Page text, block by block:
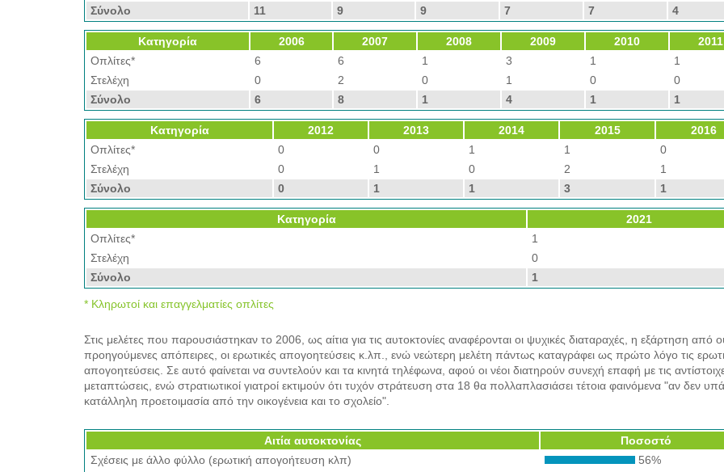
Σύνολο
11 9 9 7 7 4
Κατηγορία 2006 2007 2008 2009 2010
2011
Οπλίτες*
6 6 1 3 1
1
Στελέχη
0 2 0 1 0
0
Σύνολο
6 8 1 4 1 1
Κατηγορία 2012 2013 2014 2015
2016
Οπλίτες*
0 0 1 1
0
Στελέχη
0 1 0 2
1
Σύνολο
0 1 1 3 1
Κατηγορία
2021
Οπλίτες*
1
Στελέχη
0
Σύνολο
1
* Κληρωτοί και επαγγελματίες οπλίτες
Στις μελέτες που παρουσιάστηκαν το 2006, ως αίτια για τις αυτοκτονίες αναφέρονται οι ψυχικές διαταραχές, η εξάρτηση από
προηγούμενες απόπειρες, οι ερωτικές απογοητεύσεις κ.λπ., ενώ νεώτερη μελέτη πάντως καταγράφει ως πρώτο λόγο τις
απογοητεύσεις. Σε αυτό φαίνεται να συντελούν και τα κινητά τηλέφωνα, αφού οι νέοι διατηρούν συνεχή επαφή με τις
μεταπτώσεις, ενώ στρατιωτικοί γιατροί εκτιμούν ότι τυχόν στράτευση στα 18 θα πολλαπλασιάσει τέτοια φαινόμενα "αν δεν
κατάλληλη προετοιμασία από την οικογένεια και το σχολείο".
Αιτία αυτοκτονίας
Ποσοστό
Σχέσεις με άλλο φύλλο (ερωτική απογοήτευση κλπ)
56%